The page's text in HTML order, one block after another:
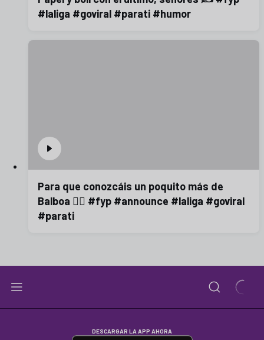
#laliga #goviral #parati #humor
Para que conozcáis un poquito más de
Balboa 😮‍💨 #fyp #announce #laliga #goviral
#parati
DESCARGAR LA APP AHORA